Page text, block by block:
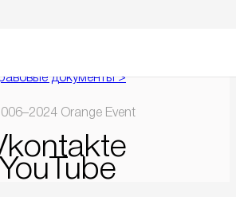
документы >
Orange Event
YouTube